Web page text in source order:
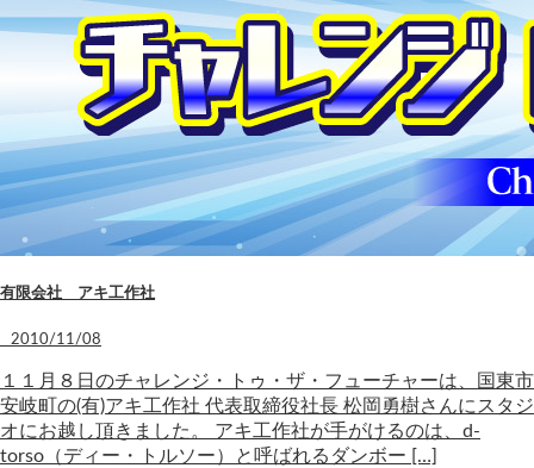
有限会社 アキ工作社
2010/11/08
１１月８日のチャレンジ・トゥ・ザ・フューチャーは、国東市
安岐町の(有)アキ工作社 代表取締役社長 松岡勇樹さんにスタジ
オにお越し頂きました。 アキ工作社が手がけるのは、d-
torso（ディー・トルソー）と呼ばれるダンボー […]